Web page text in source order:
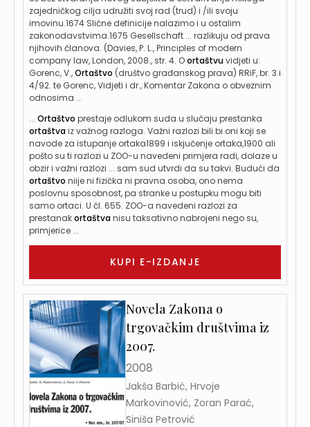
zajedničkog cilja udružiti svoj rad (trud) i /ili svoju
imovinu.1674 Slične definicije nalazimo i u ostalim
zakonodavstvima.1675 Gesellschaft ... razlikuju od prava
njihovih članova. (Davies, P. L., Principles of modern
company law, London, 2008., str. 4. Oortaštvuvidjeti u:
Gorenc, V.,Ortaštvo (društvo građanskog prava) RRiF, br. 3 i
4/92. te Gorenc, Vidjeti i dr., Komentar Zakona o obveznim
odnosima ...
... Ortaštvo prestaje odlukom suda u slučaju prestanka
ortaštvaiz važnog razloga. Važni razlozi bili bi oni koji se
navode za istupanje ortaka1899 i iskjučenje ortaka,1900 ali
pošto su ti razlozi u ZOO-u navedeni primjera radi, dolaze u
obzir i važni razlozi ... sam sud utvrdi da su takvi. Budući da
ortaštvo niije ni fizička ni pravna osoba, ono nema
poslovnu sposobnost, pa stranke u postupku mogu biti
samo ortaci. U čl. 655. ZOO-a navedeni razlozi za
prestanakortaštvanisu taksativno nabrojeni nego su,
primjerice ...
KUPI E-IZDANJE
Novela Zakona o
trgovačkim društvima iz
2007.
2008
Jakša Barbić, Hrvoje
Markovinović, Zoran Parać,
Siniša Petrović